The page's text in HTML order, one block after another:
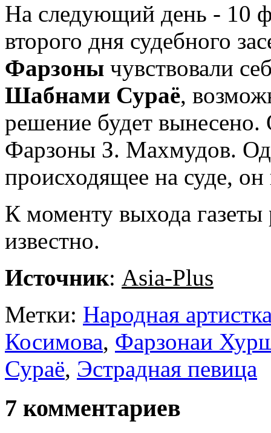
На следующий день - 10
второго дня судебного
Фарзоны чувствовали
Шабнами Сураё,
решение будет вынесено.
Фарзоны З. Махмудов.
происходящее на суде, он
К моменту выхода
известно.
Источник: Asia-Plus
Метки: Народная
Косимова, Фарзонаи
Сураё, Эстрадная певица
7 комментариев